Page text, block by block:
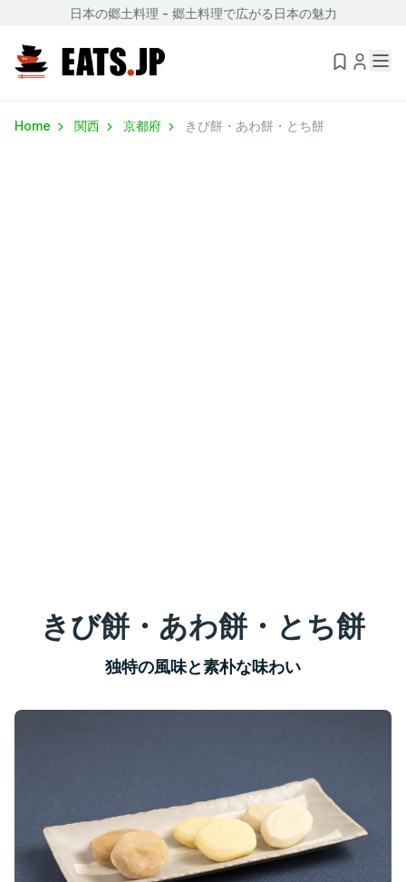
日本の郷土料理 - 郷土料理で広がる日本の魅力
Home 関西 京都府 きび餅・あわ餅・とち餅
きび餅・あわ餅・とち餅
独特の風味と素朴な味わい